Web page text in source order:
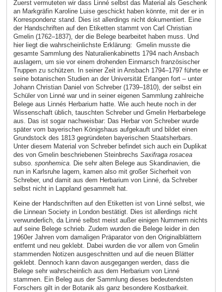
Zuerst vermuteten wir dass Linné selbst das Material als Geschenk
an Markgräfin Karoline Luise geschickt haben könnte, mit der er in
Korrespondenz stand. Dies ist allerdings nicht dokumentiert. Eine
der Handschriften auf den Etiketten stammt von Carl Christian
Gmelin (1762–1837), der die Belege bearbeitet haben muss. Und
hier liegt die wahrscheinlichste Erklärung: Gmelin musste die
gesamte Sammlung des Naturalienkabinetts 1794 nach Ansbach
auslagern, um sie vor einem drohenden Einmarsch französischer
Truppen zu schützen. In seiner Zeit in Ansbach 1794–1797 führte er
seine botanischen Studien an der Universität Erlangen fort – unter
Johann Christian Daniel von Schreber (1739–1810), der selbst ein
Schüler von Linné war und in seiner eigenen Sammlung zahlreiche
Belege aus Linnés Herbarium hatte. Wie auch heute noch in der
Wissenschaft üblich, tauschten Schreber und Gmelin Herbarbelege
aus. Das ist sogar nachweisbar: Das Herbar von Schreber wurde
später vom bayerischen Königshaus aufgekauft und bildet einen
Grundstock des 1813 gegründeten bayerischen Staatsherbars.
Unter diesem Material von Schreber befindet sich auch ein Duplikat
des von Gmelin beschriebenen Steinbrechs Saxifraga rosacea
subso. sponhemica. Die sehr alten Belege aus Skandinavien, die
nun in Karlsruhe lagern, kamen also mit großer Sicherheit von
Schreber, und damit aus dem Herbarium von Linné, da Schreber
selbst nicht in Lappland gesammelt hat.
Keine der Handschriften auf den Etiketten ist von Linné selbst, wie
die Linnean Society in London bestätigt. Dies ist allerdings nicht
verwunderlich, da Linné selbst meist außer einigen Nummern nichts
auf seine Belege schrieb. Zudem wurden die Belege leider in den
1960er Jahren vom damaligen Präparator von den Originalblättern
entfernt und neu geklebt. Dabei wurden die vor allem von Gmelin
stammenden Notizen ausgeschnitten und auf die neuen Blätter
geklebt. Dennoch kann davon ausgegangen werden, dass die
Belege sehr wahrscheinlich aus dem Herbarium von Linné
stammen. Ein Beleg aus der Sammlung dieses bedeutendsten
Forschers gilt in der Botanik als ganz besondere Kostbarkeit.